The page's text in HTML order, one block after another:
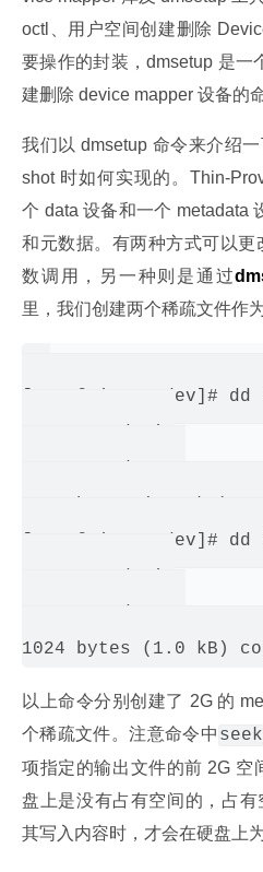
octl、用户空间创建删除
要操作的封装，dmsetup 是一
建删除 device mapper 设备的
我们以 dmsetup 命令来介绍
shot 时如何实现的。Thin-
个 data 设备和一个 metadata
和元数据。有两种方式可以更
数调用，另一种则是通过
里，我们创建两个稀疏文件作
[root@qingze dev]#
[root@qingze dev]#
以上命令分别创建了 2G 的
个稀疏文件。注意命令中 seek
项指定的输出文件的前 2G 空
盘上是没有占有空间的，占
其写入内容时，才会在硬盘上